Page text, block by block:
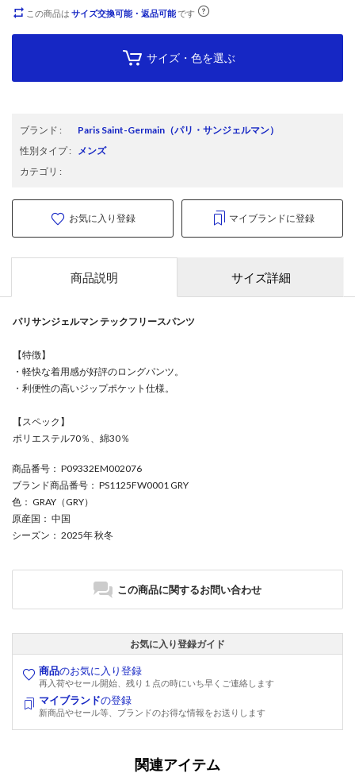
この商品は サイズ交換可能・返品可能です
サイズ・色を選ぶ
ブランド : Paris Saint-Germain （パリ・サンジェルマン）
性別タイプ: メンズ
カテゴリ :
お気に入り登録 マイブランドに登録
商品説明 サイズ詳細
パリサンジェルマン テックフリースパンツ
【特徴】
・軽快な着用感が好評のロングパンツ。
・利便性の高いジップポケット仕様。
【スペック】
ポリエステル70％、綿30％
商品番号 ： P09332EM002076
ブランド商品番号 ： PS1125FW0001 GRY
色 ： GRAY（GRY）
原産国 ： 中国
シーズン ： 2025年 秋冬
この商品に関するお問い合わせ
お気に入り登録ガイド
商品のお気に入り登録
再入荷やセール開始、残り１点の時にいち早くご連絡します
マイブランドの登録
新商品やセール等、ブランドのお得な情報をお送りします
関連アイテム